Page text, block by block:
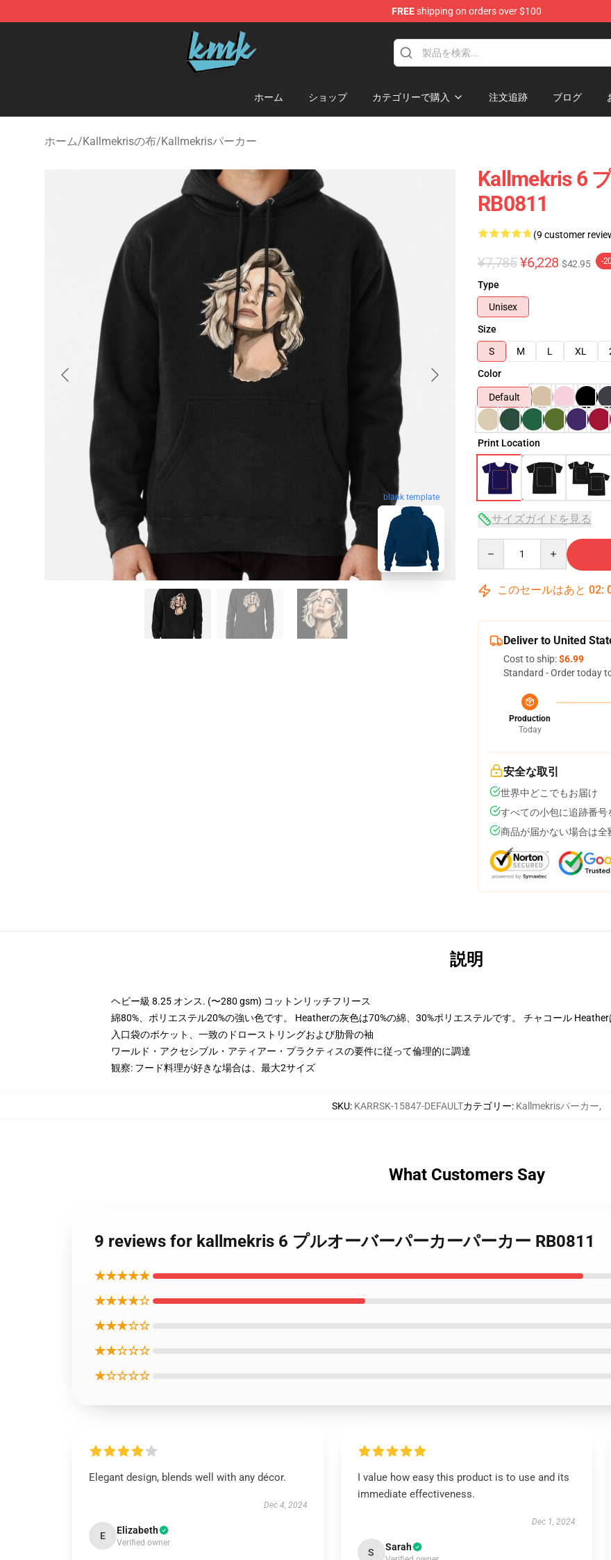
FREEshipping on orders over $100
KallMeKris Store - Official KallMeKris Merchandise Shop
ホーム ショップ カテゴリーで購入 注文追跡 ブログ
ホーム/Kallmekrisの布/Kallmekrisパーカー
blank template
Kallmekris 6
RB0811
(9 customer
¥7,785 ¥6,228 $42.95 -
Type
Unisex
Size
S
M L XL
Color
Default
Print Location
サイズガイドを見る
このセールはあと 02:
Deliver to United
Cost to ship:$6.99
Standard - Order today
Production
Today
安全な取引
世界中どこでもお届け
すべての小包に追跡番号
商品が届かない場合は全
説明
ヘビー級 8.25 オンス. (〜280 gsm) コットンリッチフリース
綿80%、ポリエステル20%の強い色です。 Heatherの灰色は70%の綿、30%ポリエステルです。 チャコール
入口袋のポケット、一致のドローストリングおよび肋骨の袖
ワールド・アクセシブル・アティアー・プラクティスの要件に従って倫理的に調達
観察: フード料理が好きな場合は、最大2サイズ
SKU: KARRSK-15847-DEFAULTカテゴリー: Kallmekrisパーカー,
What Customers Say
9 reviews for kallmekris 6 プルオーバーパーカーパーカー RB0811
★★★★★
★★★★☆
★★★☆☆
★★☆☆☆
★☆☆☆☆
Elegant design, blends well with any décor.
Dec 4, 2024
E Elizabeth
Verified owner
I value how easy this product is to use and its
immediate effectiveness.
Dec 1, 2024
S Sarah